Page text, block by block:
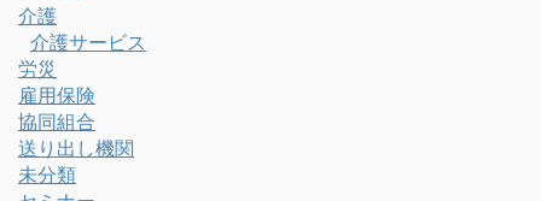
介護
介護サービス
労災
雇用保険
協同組合
送り出し機関
未分類